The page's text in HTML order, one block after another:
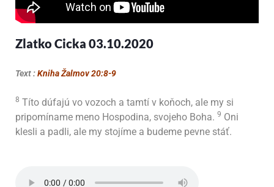
Zlatko Cicka 03.10.2020
Text :Kniha Žalmov 20:8-9
8 Títo dúfajú vo vozoch a tamtí v koňoch, ale my si
pripomíname meno Hospodina, svojeho Boha. 9 Oni
klesli a padli, ale my stojíme a budeme pevne stáť.